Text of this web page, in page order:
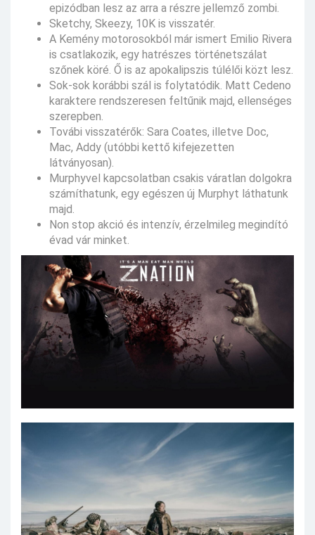
epizódban lesz az arra a részre jellemző zombi.
Sketchy, Skeezy, 10K is visszatér.
A Kemény motorosokból már ismert Emilio Rivera
is csatlakozik, egy hatrészes történetszálat
szőnek köré. Ő is az apokalipszis túlélői közt lesz.
Sok-sok korábbi szál is folytatódik. Matt Cedeno
karaktere rendszeresen feltűnik majd, ellenséges
szerepben.
Továbi visszatérők: Sara Coates, illetve Doc,
Mac, Addy (utóbbi kettő kifejezetten
látványosan).
Murphyvel kapcsolatban csakis váratlan dolgokra
számíthatunk, egy egészen új Murphyt láthatunk
majd.
Non stop akció és intenzív, érzelmileg megindító
évad vár minket.